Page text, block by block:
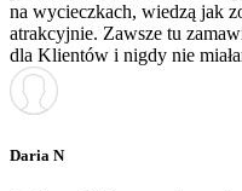
na wycieczkach, wiedzą jak
atrakcyjnie. Zawsze tu
dla Klientów i nigdy nie
Daria N